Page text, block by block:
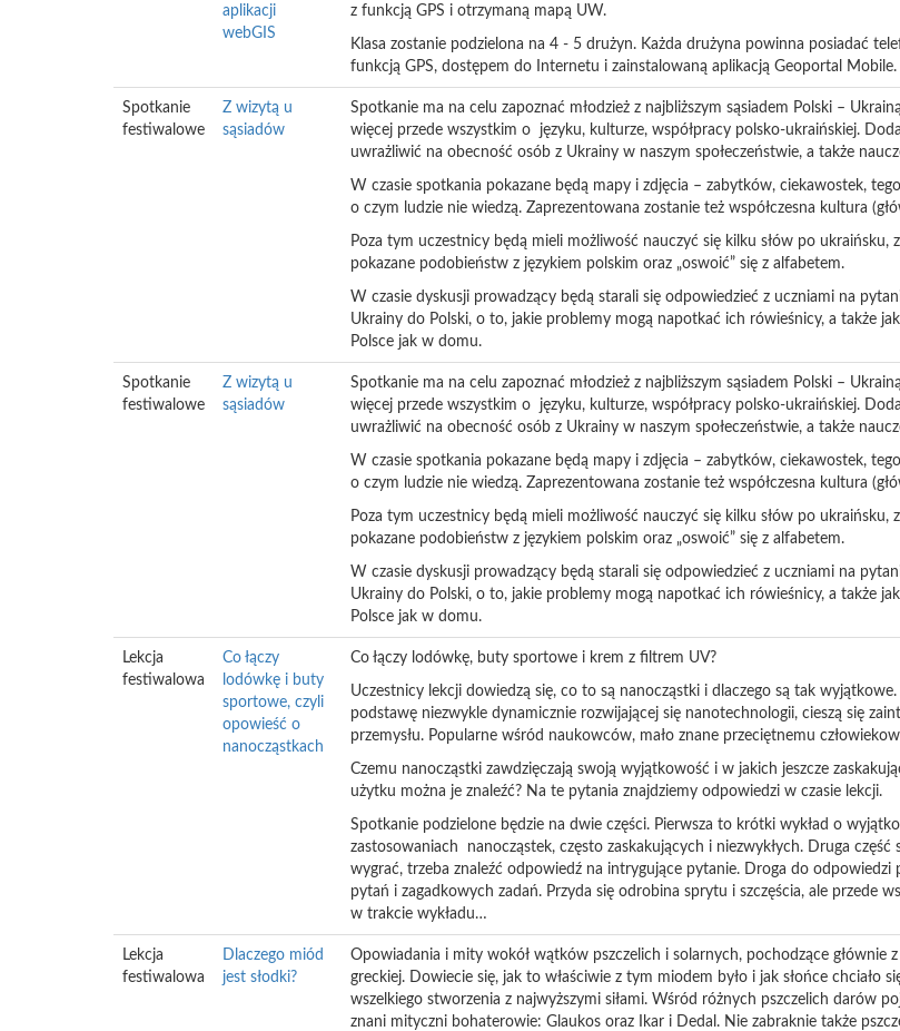
aplikacji
webGIS
z funkcją GPS i otrzymaną mapą UW.
Klasa zostanie podzielona na 4 - 5 drużyn. Każda drużyna powinna posiadać
funkcją GPS, dostępem do Internetu i zainstalowaną aplikacją Geoportal Mobile.
Spotkanie
festiwalowe
Z wizytą u
sąsiadów
Spotkanie ma na celu zapoznać młodzież z najbliższym sąsiadem Polski –
więcej przede wszystkim o języku, kulturze, współpracy polsko-ukraińskiej.
uwrażliwić na obecność osób z Ukrainy w naszym społeczeństwie, a także
W czasie spotkania pokazane będą mapy i zdjęcia – zabytków, ciekawostek,
o czym ludzie nie wiedzą. Zaprezentowana zostanie też współczesna kultura
Poza tym uczestnicy będą mieli możliwość nauczyć się kilku słów po ukraińsku,
pokazane podobieństw z językiem polskim oraz „oswoić” się z alfabetem.
W czasie dyskusji prowadzący będą starali się odpowiedzieć z uczniami na
Ukrainy do Polski, o to, jakie problemy mogą napotkać ich rówieśnicy, a także
Polsce jak w domu.
Spotkanie
festiwalowe
Z wizytą u
sąsiadów
Spotkanie ma na celu zapoznać młodzież z najbliższym sąsiadem Polski –
więcej przede wszystkim o języku, kulturze, współpracy polsko-ukraińskiej.
uwrażliwić na obecność osób z Ukrainy w naszym społeczeństwie, a także
W czasie spotkania pokazane będą mapy i zdjęcia – zabytków, ciekawostek,
o czym ludzie nie wiedzą. Zaprezentowana zostanie też współczesna kultura
Poza tym uczestnicy będą mieli możliwość nauczyć się kilku słów po ukraińsku,
pokazane podobieństw z językiem polskim oraz „oswoić” się z alfabetem.
W czasie dyskusji prowadzący będą starali się odpowiedzieć z uczniami na
Ukrainy do Polski, o to, jakie problemy mogą napotkać ich rówieśnicy, a także
Polsce jak w domu.
Lekcja
festiwalowa
Co łączy
lodówkę i buty
sportowe, czyli
opowieść o
nanocząstkach
Co łączy lodówkę, buty sportowe i krem z filtrem UV?
Uczestnicy lekcji dowiedzą się, co to są nanocząstki i dlaczego są tak
podstawę niezwykle dynamicznie rozwijającej się nanotechnologii, cieszą się
przemysłu. Popularne wśród naukowców, mało znane przeciętnemu
Czemu nanocząstki zawdzięczają swoją wyjątkowość i w jakich jeszcze
użytku można je znaleźć? Na te pytania znajdziemy odpowiedzi w czasie lekcji.
Spotkanie podzielone będzie na dwie części. Pierwsza to krótki wykład o
zastosowaniach nanocząstek, często zaskakujących i niezwykłych. Druga
wygrać, trzeba znaleźć odpowiedź na intrygujące pytanie. Droga do odpowiedzi
pytań i zagadkowych zadań. Przyda się odrobina sprytu i szczęścia, ale przede
w trakcie wykładu…
Lekcja
festiwalowa
Dlaczego miód
jest słodki?
Opowiadania i mity wokół wątków pszczelich i solarnych, pochodzące głównie
greckiej. Dowiecie się, jak to właściwie z tym miodem było i jak słońce chciało
wszelkiego stworzenia z najwyższymi siłami. Wśród różnych pszczelich darów
znani mityczni bohaterowie: Glaukos oraz Ikar i Dedal. Nie zabraknie także